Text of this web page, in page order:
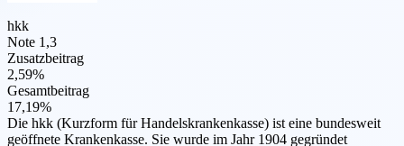
hkk
Note 1,3
Zusatzbeitrag
2,59%
Gesamtbeitrag
17,19%
Die hkk (Kurzform für Handelskrankenkasse) ist eine bundesweit
geöffnete Krankenkasse. Sie wurde im Jahr 1904 gegründet